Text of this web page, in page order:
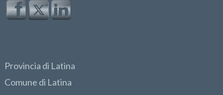
Provincia di Latina
Comune di Latina